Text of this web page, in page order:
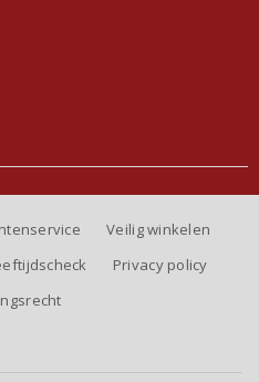
Veilig winkelen
Privacy policy